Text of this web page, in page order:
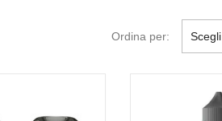
Ordina per: Scegli